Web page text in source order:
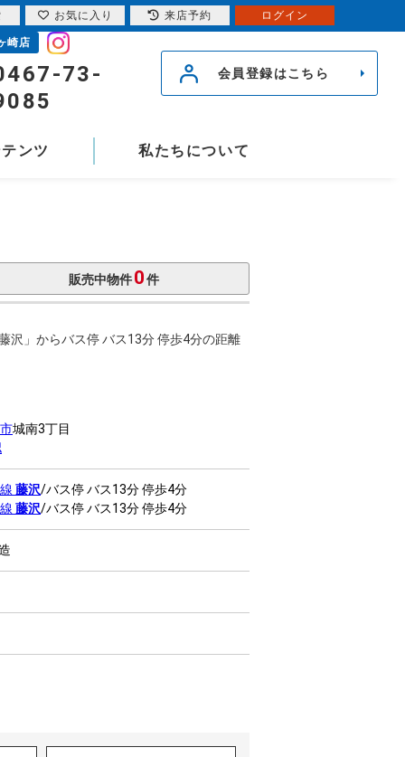
崎店
73-
会員登録はこちら
ンツ 私たちについて
販売中物件0件
沢」からバス停 バス13分 停歩4分の距離
城南3丁目
藤沢/バス停 バス13分 停歩4分
藤沢/バス停 バス13分 停歩4分
お気に入り 来店予約 ログイン